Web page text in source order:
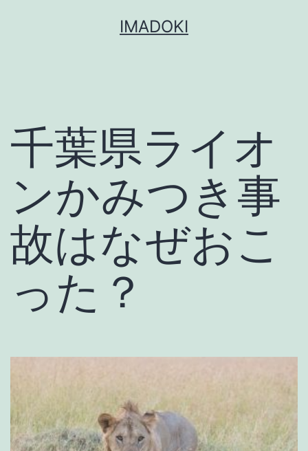
ス
IMADOKI
千葉県ライオ
ンかみつき事
故はなぜおこ
った？